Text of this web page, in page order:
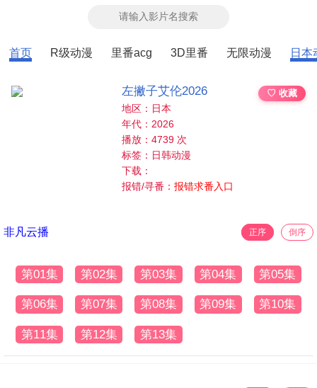
首页 R级动漫 里番acg 3D里番 无限动漫 日本
左撇子艾伦2026
♡ 收藏
地区：日本
年代：2026
播放：4739 次
标签：日韩动漫
下载：
报错/寻番：报错求番入口
非凡云播 正序 倒序
第01集 第02集 第03集 第04集 第05集
第06集 第07集 第08集 第09集 第10集
第11集 第12集 第13集